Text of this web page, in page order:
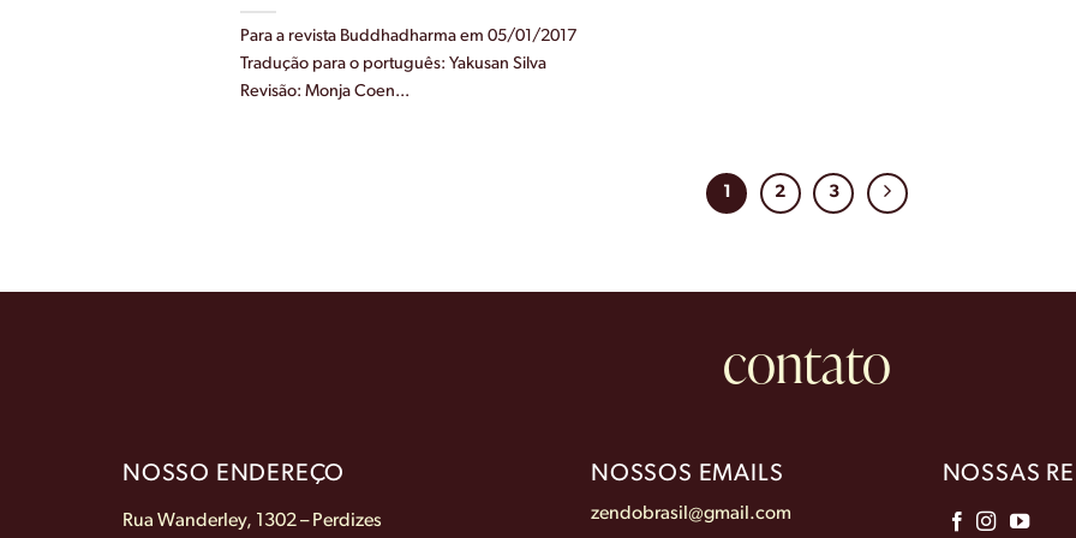
Para a revista Buddhadharma em 05/01/2017
Tradução para o português: Yakusan Silva
Revisão: Monja Coen...
1 2 3
contato
NOSSO ENDEREÇO
Rua Wanderley, 1302 – Perdizes
NOSSOS EMAILS
zendobrasil@gmail.com
NOSSAS